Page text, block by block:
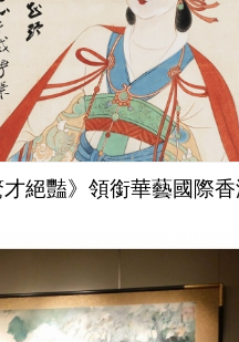
絕豔》領銜華藝國際